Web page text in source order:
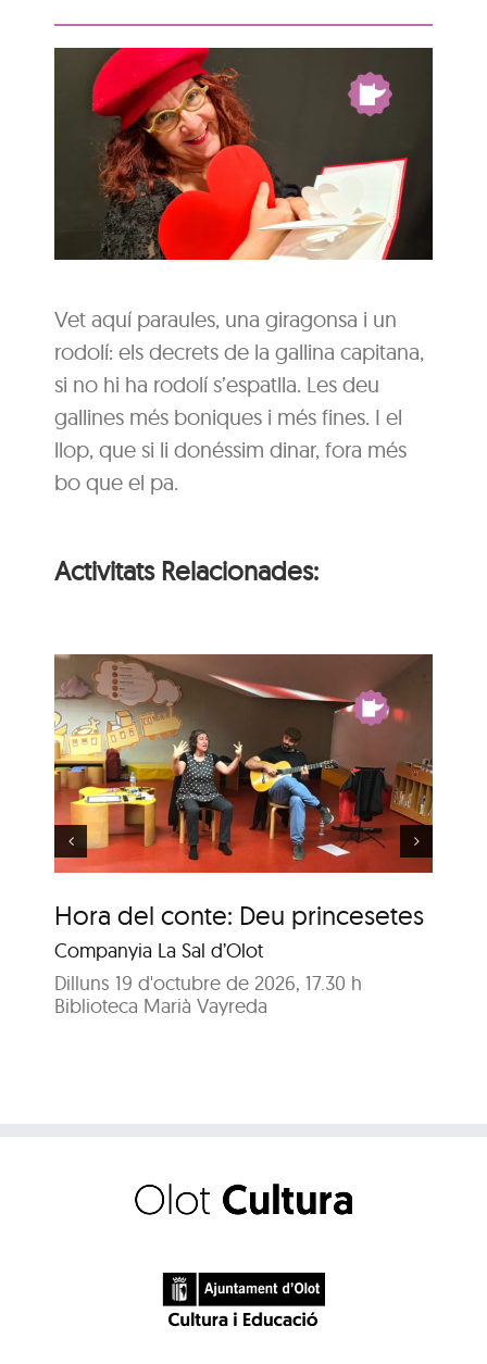
Vet aquí paraules, una giragonsa i un
rodolí: els decrets de la gallina capitana,
si no hi ha rodolí s’espatlla. Les deu
gallines més boniques i més fines. I el
llop, que si li donéssim dinar, fora més
bo que el pa.
Activitats Relacionades:
Hora del conte: Deu princesetes
Companyia La Sal d’Olot
Dilluns 19 d'octubre de 2026, 17.30 h
Biblioteca Marià Vayreda
Hora del conte per a
nadons: La festa
d’aniversari